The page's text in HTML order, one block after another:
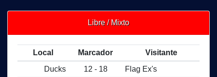
Libre / Mixto
Local Marcador
Visitante
Ducks
12 - 18
Flag Ex's